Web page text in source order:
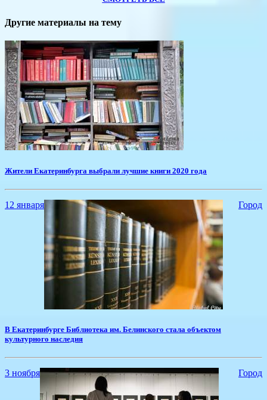
Другие материалы на тему
Жители Екатеринбурга выбрали лучшие книги 2020 года
12 января Город
​В Екатеринбурге Библиотека им. Белинского стала объектом
культурного наследия
3 ноября Город